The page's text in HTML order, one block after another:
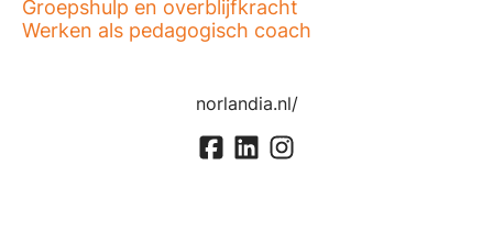
Groepshulp en overblijfkracht
Werken als pedagogisch coach
norlandia.nl/